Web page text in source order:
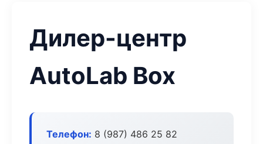
Дилер-центр
AutoLab Box
Телефон: 8 (987) 486 25 82